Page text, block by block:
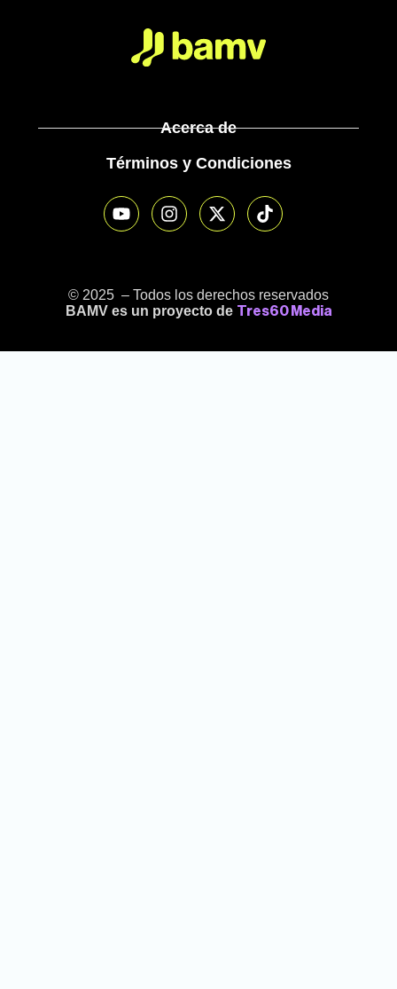
Acerca de
Términos y Condiciones
© 2025 – Todos los derechos reservados
BAMV es un proyecto de Tres60 Media